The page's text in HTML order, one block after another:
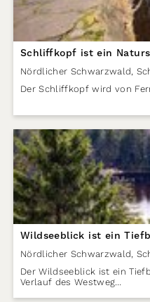
Schliffkopf ist ein
Nördlicher Schwarzwald,
Der Schliffkopf wird von
Wildseeblick ist ein
Nördlicher Schwarzwald,
Der Wildseeblick ist ein
Verlauf des Westweg…